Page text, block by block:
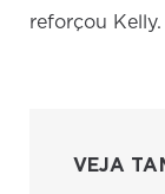
reforçou Kelly.
VEJA